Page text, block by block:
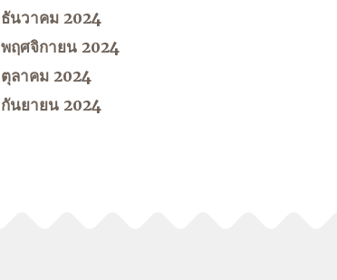
ธันวาคม 2024
พฤศจิกายน 2024
ตุลาคม 2024
กันยายน 2024